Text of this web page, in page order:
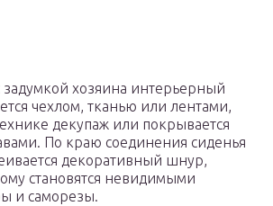
задумкой хозяина интерьерный
чехлом, тканью или лентами,
декупаж или покрывается
По краю соединения сиденья
декоративный шнур,
становятся невидимыми
и саморезы.